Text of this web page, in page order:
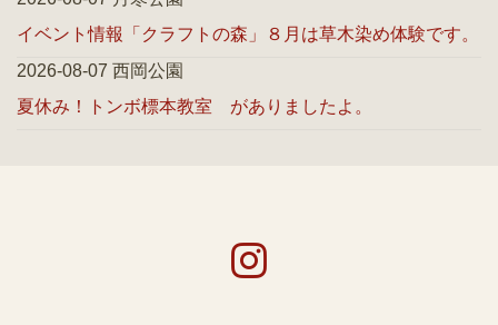
イベント情報「クラフトの森」８月は草木染め体験です。
2026-08-07 西岡公園
夏休み！トンボ標本教室 がありましたよ。